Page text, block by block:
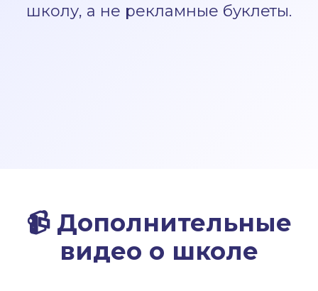
школу, а не рекламные буклеты.
📹 Дополнительные
видео о школе